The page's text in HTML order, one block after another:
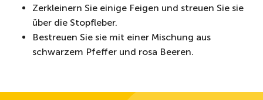
Zerkleinern Sie einige Feigen und streuen Sie sie
über die Stopfleber.
Bestreuen Sie sie mit einer Mischung aus
schwarzem Pfeffer und rosa Beeren.